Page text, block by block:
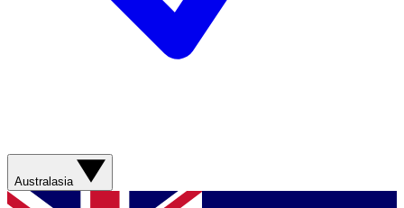
Australasia